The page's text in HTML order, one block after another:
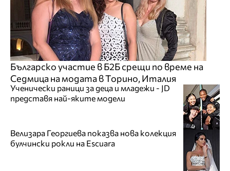
Българско участие в Б2Б срещи по време на
Седмица на модата в Торино, Италия
Ученически раници за деца и младежи - JD
представя най-яките модели
Велизара Георгиева показва нова колекция
булчински рокли на Escuara